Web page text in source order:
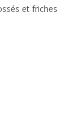
et friches